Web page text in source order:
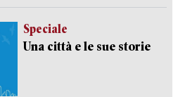
Speciale
Una città e le sue storie